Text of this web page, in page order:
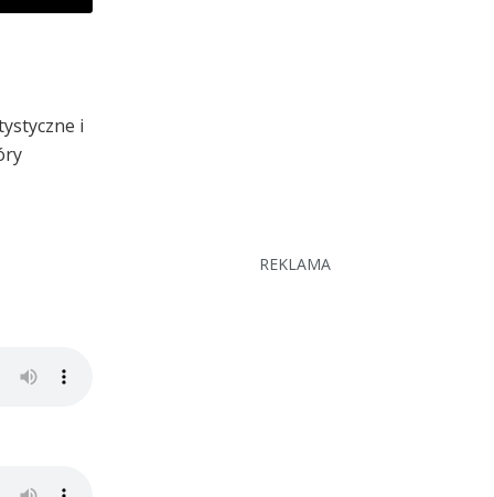
i
REKLAMA